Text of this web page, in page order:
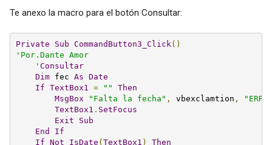
Te anexo la macro para el botón Consultar:
Private Sub CommandButton3_Click()
'Por.Dante Amor
'Consultar
Dim fec As
Date
If
TextBox1 = ""
Then
MsgBox
"Falta la fecha" , vbexclamtion ,
TextBox1 . SetFocus
Exit
Sub
End
If
If
Not IsDate (TextBox1 )
Then